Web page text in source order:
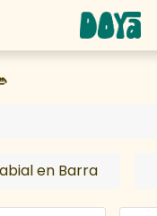
en Barra